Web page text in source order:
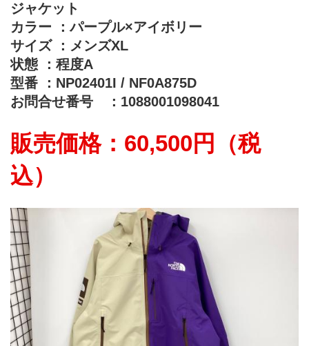
ジャケット
カラー ：パープル×アイボリー
サイズ ：メンズXL
状態 ：程度A
型番 ：NP02401I / NF0A875D
お問合せ番号　：1088001098041
販売価格：60,500円（税
込）